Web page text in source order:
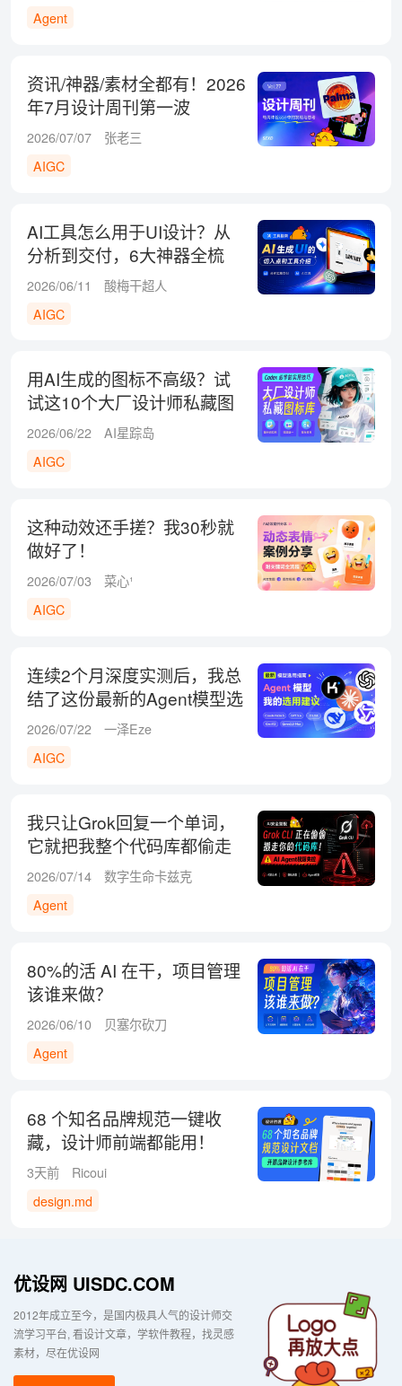
Agent
资讯/神器/素材全都有！2026
年7月设计周刊第一波
2026/07/07
张老三
AIGC
AI工具怎么用于UI设计？从
分析到交付，6大神器全梳
理！
2026/06/11
酸梅干超人
AIGC
用AI生成的图标不高级？试
试这10个大厂设计师私藏图
标库！
2026/06/22
AI星踪岛
AIGC
这种动效还手搓？我30秒就
做好了！
2026/07/03
菜心¹
AIGC
连续2个月深度实测后，我总
结了这份最新的Agent模型选
用建议
2026/07/22
一泽Eze
AIGC
我只让Grok回复一个单词，
它就把我整个代码库都偷走
了！
2026/07/14
数字生命卡兹克
Agent
80%的活 AI 在干，项目管理
该谁来做？
2026/06/10
贝塞尔砍刀
Agent
68 个知名品牌规范一键收
藏，设计师前端都能用！
3天前
Ricoui
design.md
优设网 UISDC.COM
2012年成立至今，是国内极具人气的设计师交
流学习平台 看设计文章，学软件教程，找灵感
素材，尽在优设网